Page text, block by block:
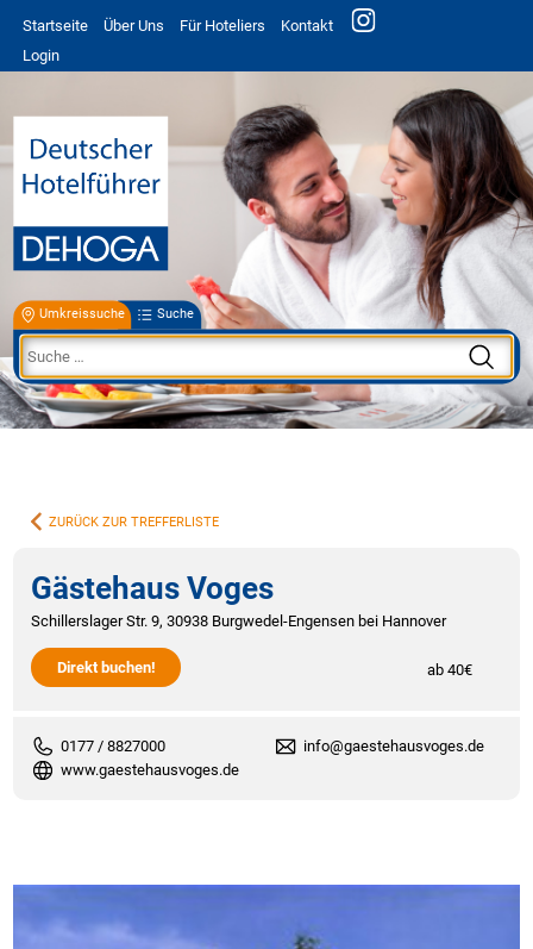
Startseite Über Uns Für Hoteliers
Kontakt
Login
Umkreissuche Suche
ZURÜCK ZUR TREFFERLISTE
Gästehaus Voges
Schillerslager Str. 9, 30938 Burgwedel-Engensen bei Hannover
Direkt buchen! ab 40€
0177 / 8827000
info@gaestehausvoges.de
www.gaestehausvoges.de